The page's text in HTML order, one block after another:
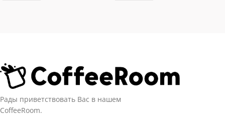
Рады приветствовать Вас в нашем
CoffeeRoom.